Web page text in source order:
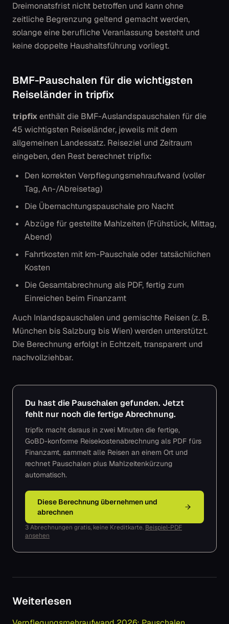
Dreimonatsfrist nicht betroffen und kann ohne
zeitliche Begrenzung geltend gemacht werden,
solange eine berufliche Veranlassung besteht und
keine doppelte Haushaltsführung vorliegt.
BMF-Pauschalen für die wichtigsten
Reiseländer in tripfix
tripfixenthält die BMF-Auslandspauschalen für die
45 wichtigsten Reiseländer, jeweils mit dem
allgemeinen Landessatz. Reiseziel und Zeitraum
eingeben, den Rest berechnet tripfix:
Den korrekten Verpflegungsmehraufwand (voller
Tag, An-/Abreisetag)
Die Übernachtungspauschale pro Nacht
Abzüge für gestellte Mahlzeiten (Frühstück, Mittag,
Abend)
Fahrtkosten mit km-Pauschale oder tatsächlichen
Kosten
Die Gesamtabrechnung als PDF, fertig zum
Einreichen beim Finanzamt
Auch Inlandspauschalen und gemischte Reisen (z. B.
München bis Salzburg bis Wien) werden unterstützt.
Die Berechnung erfolgt in Echtzeit, transparent und
nachvollziehbar.
Du hast die Pauschalen gefunden. Jetzt
fehlt nur noch die fertige Abrechnung.
tripfix macht daraus in zwei Minuten die fertige,
GoBD-konforme Reisekostenabrechnung als PDF fürs
Finanzamt, sammelt alle Reisen an einem Ort und
rechnet Pauschalen plus Mahlzeitenkürzung
automatisch.
Diese Berechnung übernehmen und
abrechnen
3 Abrechnungen gratis, keine Kreditkarte. Beispiel-PDF
ansehen
Weiterlesen